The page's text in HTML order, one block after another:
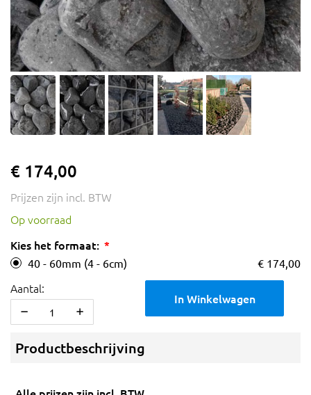
€ 174,00
Prijzen zijn incl. BTW
Op voorraad
Kies het formaat:
40 - 60mm (4 - 6cm) € 174,00
Aantal:
In Winkelwagen
Productbeschrijving